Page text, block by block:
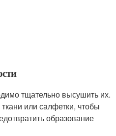
тщательно высушить их.
или салфетки, чтобы
образование